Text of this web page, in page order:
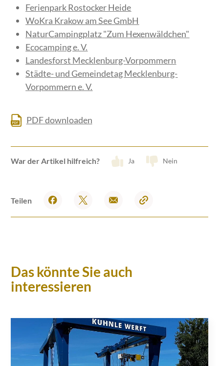
Ferienpark Rostocker Heide
WoKra Krakow am See GmbH
NaturCampingplatz "Zum Hexenwäldchen"
Ecocamping e. V.
Landesforst Mecklenburg-Vorpommern
Städte- und Gemeindetag Mecklenburg-
Vorpommern e. V.
PDF downloaden
War der Artikel hilfreich? Ja Nein
Teilen
Das könnte Sie auch
interessieren